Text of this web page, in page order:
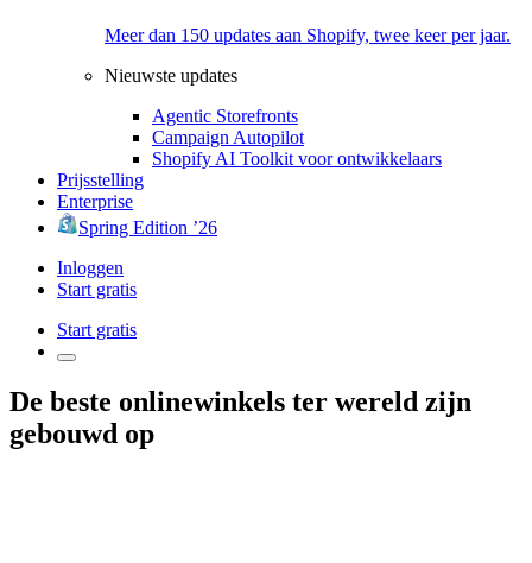
Meer dan 150 updates aan Shopify, twee keer per jaar.
Nieuwste updates
Agentic Storefronts
Campaign Autopilot
Shopify AI Toolkit voor ontwikkelaars
Prijsstelling
Enterprise
Spring Edition ’26
Inloggen
Start gratis
Start gratis
De beste onlinewinkels ter wereld zijn
gebouwd op